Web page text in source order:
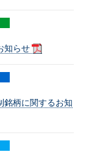
知らせ
銘柄に関するお知